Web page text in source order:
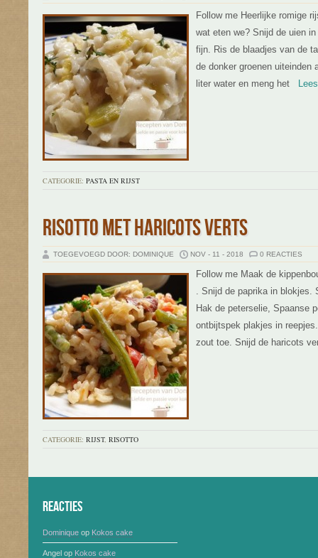
Follow me Heerlijke romige
wat eten we? Snijd de uien
fijn. Ris de blaadjes van de
de donker groenen
liter water en meng het Lees
CATEGORIE: PASTA EN RIJST
RISOTTO MET HARICOTS VERTS
TOEGEVOEGD DOOR: DOMINIQUE NOV - 11 - 2018 0 REACTIES
Follow me Maak de
. Snijd de paprika in blokjes.
Hak de peterselie, Spaanse
ontbijtspek plakjes in
zout toe. Snijd de haricots
CATEGORIE: RIJST, RISOTTO
Reacties
Dominique op Kokos cake
Angel op Kokos cake